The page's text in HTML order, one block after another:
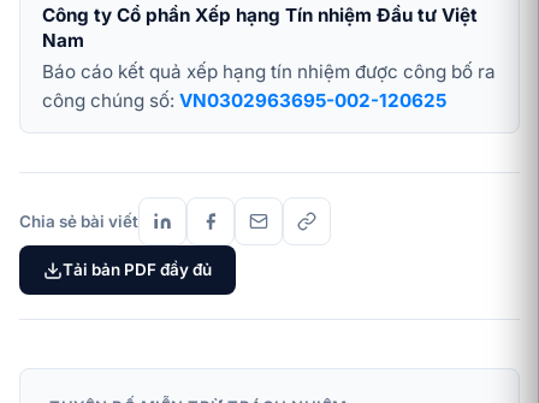
Công ty Cổ phần Xếp hạng Tín nhiệm Đầu tư Việt
Nam
Báo cáo kết quả xếp hạng tín nhiệm được công bố ra
công chúng số: VN0302963695-002-120625
Chia sẻ bài viết
Tải bản PDF đầy đủ